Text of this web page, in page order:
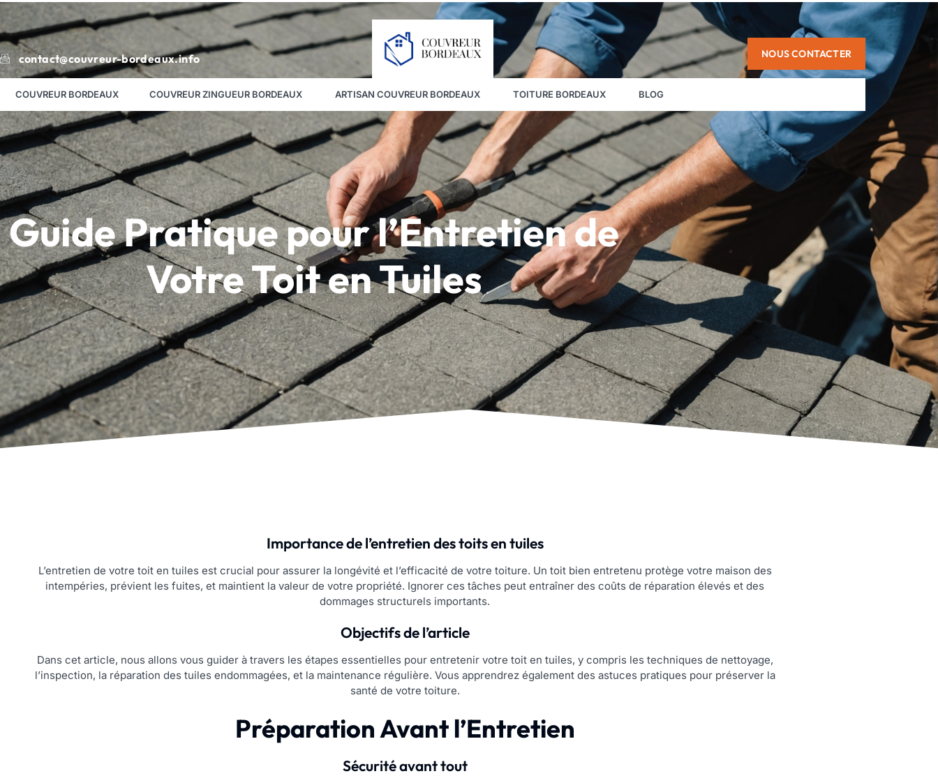
contact@couvreur-bordeaux.info NOUS CONTACTER
COUVREUR BORDEAUX COUVREUR ZINGUEUR BORDEAUX ARTISAN COUVREUR BORDEAUX TOITURE BORDEAUX BLOG
Guide Pratique pour l’Entretien de
Votre Toit en Tuiles
Importance de l’entretien des toits en tuiles
L’entretien de votre toit en tuiles est crucial pour assurer la longévité et l’efficacité de votre toiture. Un toit bien entretenu protège votre maison des
intempéries, prévient les fuites, et maintient la valeur de votre propriété. Ignorer ces tâches peut entraîner des coûts de réparation élevés et des
dommages structurels importants.
Objectifs de l’article
Dans cet article, nous allons vous guider à travers les étapes essentielles pour entretenir votre toit en tuiles, y compris les techniques de nettoyage,
l’inspection, la réparation des tuiles endommagées, et la maintenance régulière. Vous apprendrez également des astuces pratiques pour préserver la
santé de votre toiture.
Préparation Avant l’Entretien
Sécurité avant tout